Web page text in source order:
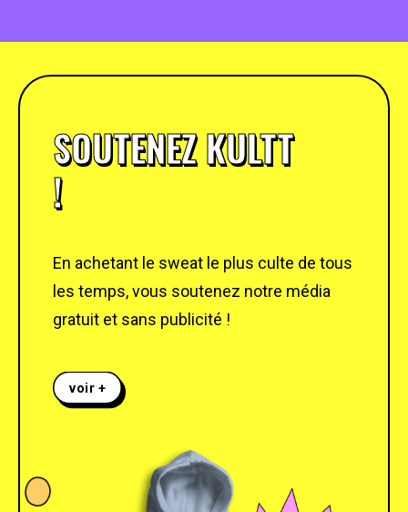
SOUTENEZ KULTT
!
En achetant le sweat le plus culte de tous
les temps, vous soutenez notre média
gratuit et sans publicité !
voir +